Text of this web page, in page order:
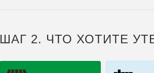
ШАГ 2. ЧТО ХОТИТЕ